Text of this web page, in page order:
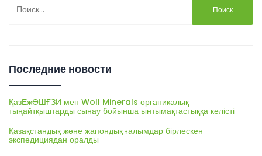
Последние новости
ҚазЕжӨШҒЗИ мен Woll Minerals органикалық
тыңайтқыштарды сынау бойынша ынтымақтастыққа келісті
Қазақстандық және жапондық ғалымдар бірлескен
экспедициядан оралды